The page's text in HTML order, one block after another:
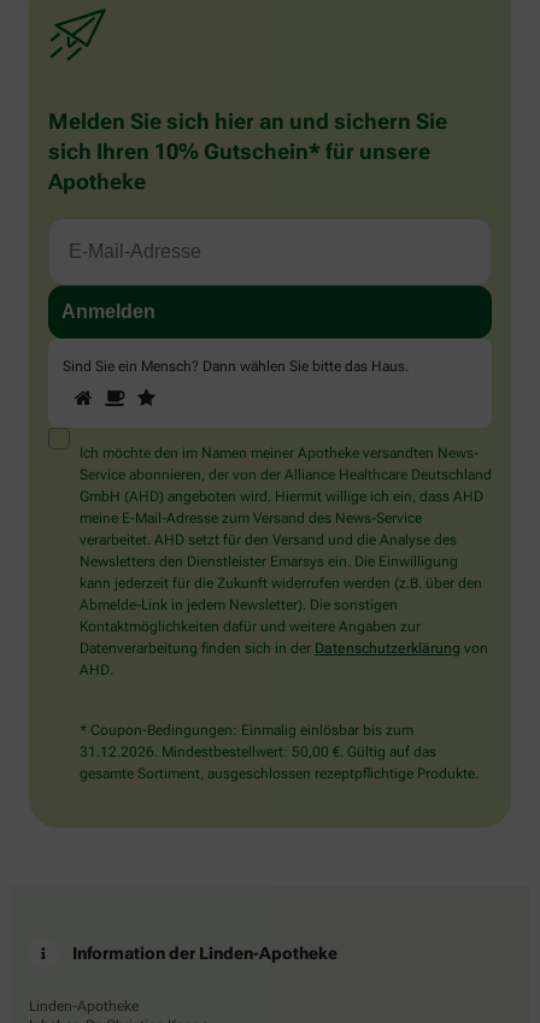
Melden Sie sich hier an und sichern Sie
sich Ihren 10% Gutschein* für unsere
Apotheke
Sind Sie ein Mensch? Dann wählen Sie bitte das Haus.
Sind
Sie
ein
Mensch?
Dann
wählen
Sie
bitte
das
Haus.
1 2
Ich möchte den im Namen meiner Apotheke versandten News-
Service abonnieren, der von der Alliance Healthcare Deutschland
GmbH (AHD) angeboten wird. Hiermit willige ich ein, dass AHD
meine E-Mail-Adresse zum Versand des News-Service
verarbeitet. AHD setzt für den Versand und die Analyse des
Newsletters den Dienstleister Emarsys ein. Die Einwilligung
kann jederzeit für die Zukunft widerrufen werden (z.B. über den
Abmelde-Link in jedem Newsletter). Die sonstigen
Kontaktmöglichkeiten dafür und weitere Angaben zur
Datenverarbeitung finden sich in der Datenschutzerklärung von
AHD.
* Coupon-Bedingungen: Einmalig einlösbar bis zum
31.12.2026. Mindestbestellwert: 50,00 €. Gültig auf das
gesamte Sortiment, ausgeschlossen rezeptpflichtige Produkte.
Information der Linden-Apotheke
Linden-Apotheke